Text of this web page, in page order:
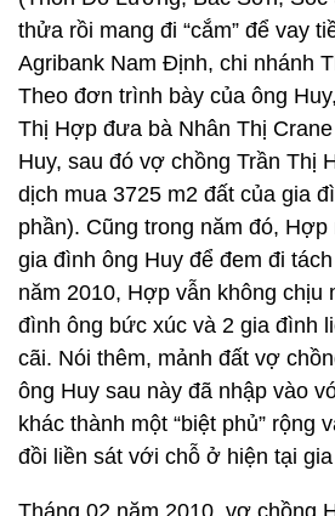
thửa rồi mang đi “cắm” để vay
Agribank Nam Định, chi nhánh
Theo đơn trình bày của ông
Thị Hợp đưa bà Nhân Thị
Huy, sau đó vợ chồng Trần Thị
dịch mua 3725 m2 đất của gia
phần). Cũng trong năm đó, Hợp
gia đình ông Huy để đem đi
năm 2010, Hợp vẫn không chịu
đình ông bức xúc và 2 gia đình
cãi. Nói thêm, mảnh đất vợ
ông Huy sau này đã nhập vào
khác thành một “biệt phủ” rộng
đồi liền sát với chỗ ở hiện tại
Tháng 02 năm 2010, vợ chồng